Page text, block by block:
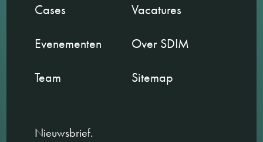
Cases
Vacatures
Evenementen
Over SDIM
Team
Sitemap
Nieuwsbrief.